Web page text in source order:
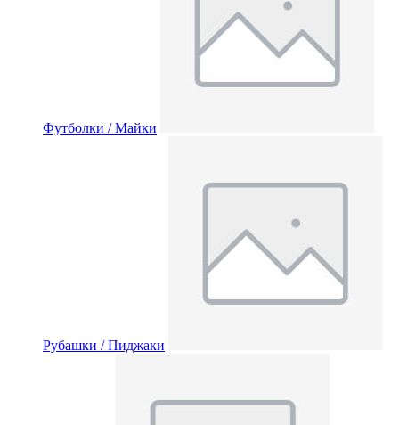
Футболки / Майки
Рубашки / Пиджаки